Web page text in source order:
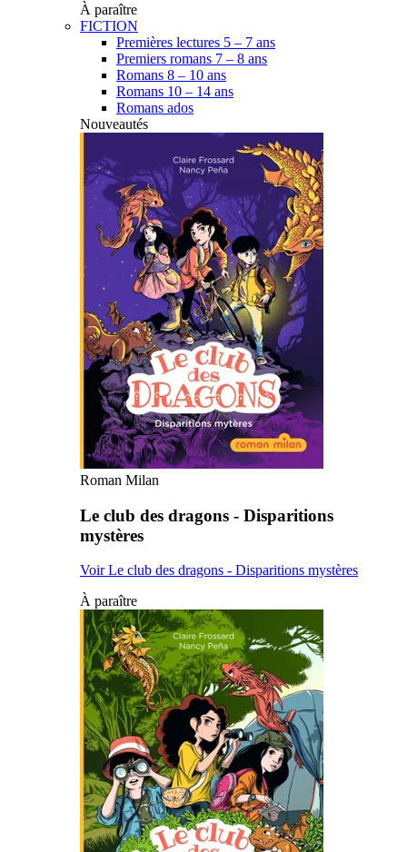
À paraître
FICTION
Premières lectures 5 – 7 ans
Premiers romans 7 – 8 ans
Romans 8 – 10 ans
Romans 10 – 14 ans
Romans ados
Nouveautés
Roman Milan
Le club des dragons - Disparitions
mystères
Voir Le club des dragons - Disparitions mystères
À paraître